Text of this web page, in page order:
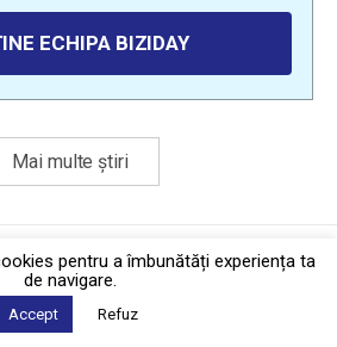
ECHIPA BIZIDAY
Mai multe știri
de confidențialitate·Contact
2026 © Biziday
pentru a îmbunătăți experiența ta
de navigare.
Accept Refuz